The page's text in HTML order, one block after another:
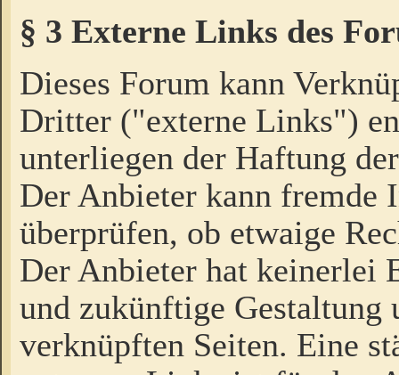
§ 3 Externe Links des
Dieses Forum kann
Dritter ("externe Links")
unterliegen der Haftung
Der Anbieter kann fremde
überprüfen, ob etwaige
Der Anbieter hat keinerlei
und zukünftige Gestaltung
verknüpften Seiten. Eine